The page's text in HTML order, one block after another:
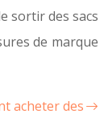
sortir des sacs
de marque
acheter des